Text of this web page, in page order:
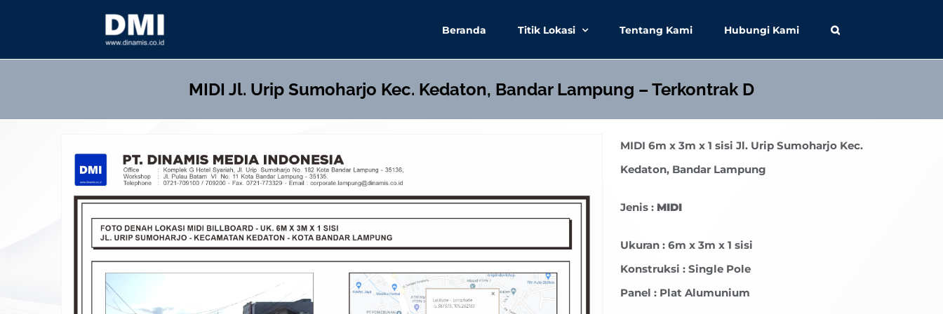
content
Beranda Titik Lokasi Tentang Kami Hubungi Kami
MIDI Jl. Urip Sumoharjo Kec. Kedaton, Bandar Lampung – Terkontrak D
MIDI 6m x 3m x 1 sisi Jl. Urip Sumoharjo Kec.
Kedaton, Bandar Lampung
Jenis : MIDI
Ukuran : 6m x 3m x 1 sisi
Konstruksi : Single Pole
Panel : Plat Alumunium